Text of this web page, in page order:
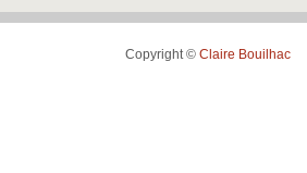
Copyright © Claire Bouilhac